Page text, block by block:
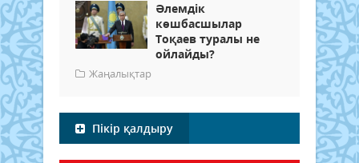
Әлемдік
көшбасшылар
Тоқаев туралы не
ойлайды?
Жаңалықтар
Пікір қалдыру